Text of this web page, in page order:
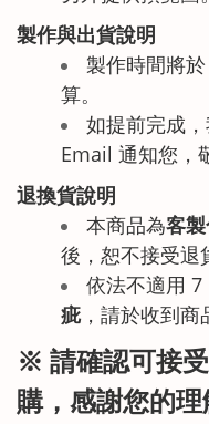
製作與出貨說明
製作時間將
算。
如提前完成
Email 通知您，
退換貨說明
本商品為客
後，恕不接受退
依法不適用 7
疵，請於收到商
※ 請確認可接
購，感謝您的理